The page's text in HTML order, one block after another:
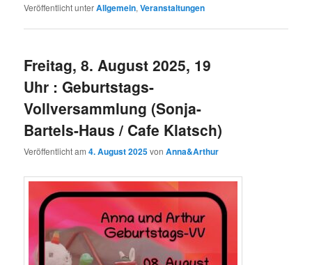
Veröffentlicht unterAllgemein,Veranstaltungen
Freitag, 8. August 2025, 19
Uhr : Geburtstags-
Vollversammlung (Sonja-
Bartels-Haus / Cafe Klatsch)
Veröffentlicht am4. August 2025vonAnna&Arthur